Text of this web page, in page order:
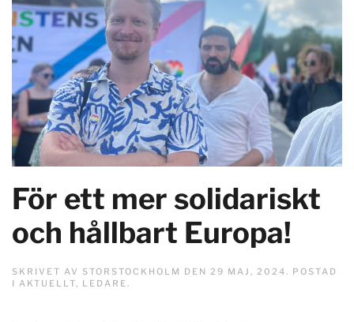
För ett mer solidariskt
och hållbart Europa!
SKRIVET AV STORSTOCKHOLM DEN 29 MAJ, 2024 . POSTAD
I AKTUELLT, LEDARE .